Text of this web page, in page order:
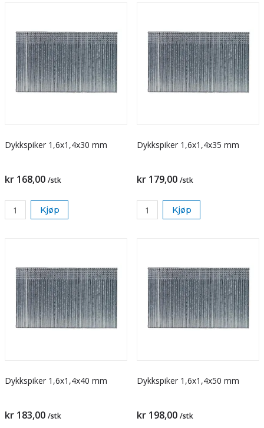
Dykkspiker 1,6x1,4x30 mm
kr 168,00 /stk
Kjøp
Dykkspiker 1,6x1,4x35 mm
kr 179,00 /stk
Kjøp
Dykkspiker 1,6x1,4x40 mm
kr 183,00 /stk
Dykkspiker 1,6x1,4x50 mm
kr 198,00 /stk